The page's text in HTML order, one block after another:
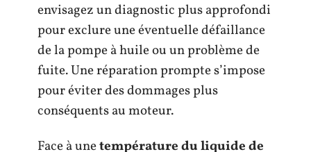
envisagez un diagnostic plus approfondi
pour exclure une éventuelle défaillance
de la pompe à huile ou un problème de
fuite. Une réparation prompte s’impose
pour éviter des dommages plus
conséquents au moteur.
Face à unetempérature du liquide de